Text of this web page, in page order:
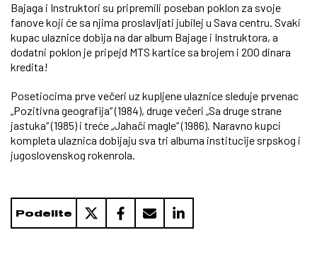
Bajaga i Instruktori su pripremili poseban poklon za svoje
fanove koji će sa njima proslavljati jubilej u Sava centru. Svaki
kupac ulaznice dobija na dar album Bajage i Instruktora, a
dodatni poklon je pripejd MTS kartice sa brojem i 200 dinara
kredita!
Posetiocima prve večeri uz kupljene ulaznice sleduje prvenac
„Pozitivna geografija“ (1984), druge večeri „Sa druge strane
jastuka“ (1985) i treće „Jahači magle“ (1986). Naravno kupci
kompleta ulaznica dobijaju sva tri albuma institucije srpskog i
jugoslovenskog rokenrola.
Podelite